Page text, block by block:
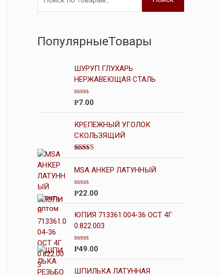
ПопулярныеТовары
ШУРУП ГЛУХАРЬ
НЕРЖАВЕЮЩАЯ СТАЛЬ
О
н
к
а
0
з
5
Р7.00
КРЕПЕЖНЫЙ УГОЛОК
СКОЛЬЗЯЩИЙ
Оценка
3.50 из
5
MSA АНКЕР ЛАТУННЫЙ
О
н
к
а
0
з
5
Р22.00
ЮПИЯ 713361.004-36 ОСТ 4Г
0.822.003
О
н
Р49.00
ШПИЛЬКА ЛАТУННАЯ